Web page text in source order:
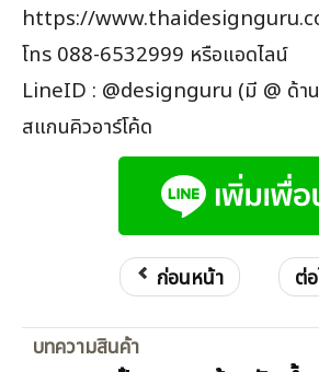
https://
โทร 088-6532999 หรือแอดไลน์
LineID : @designguru (มี @ ด้า
สแกนคิวอาร์โค้ด
ก่อนหน้า ต่
บทความสินค้า